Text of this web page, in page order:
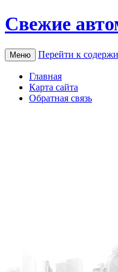
Свежие
Меню Перейти к
Главная
Карта сайта
Обратная связь